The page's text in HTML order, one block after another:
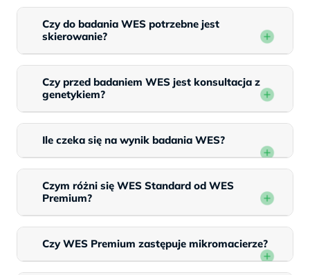
Czy do badania WES potrzebne jest
skierowanie?
Czy przed badaniem WES jest konsultacja z
genetykiem?
Ile czeka się na wynik badania WES?
Czym różni się WES Standard od WES
Premium?
Czy WES Premium zastępuje mikromacierze?